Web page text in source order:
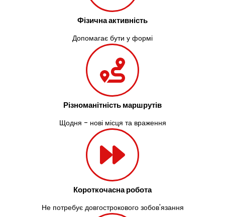
Фізична активність
Допомагає бути у формі
Різноманітність маршрутів
Щодня - нові місця та враження
Короткочасна робота
Не потребує довгострокового зобов'язання